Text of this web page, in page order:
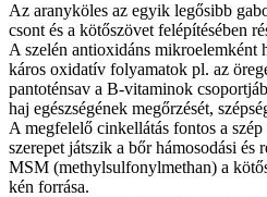
Az aranyköles az egyik legősibb
csont és a kötőszövet felépítésében
A szelén antioxidáns mikroelemként
káros oxidatív folyamatok pl. az
pantoténsav a B-vitaminok
haj egészségének megőrzését,
A megfelelő cinkellátás fontos a
szerepet játszik a bőr hámosodási és
MSM (methylsulfonylmethan) a
kén forrása.